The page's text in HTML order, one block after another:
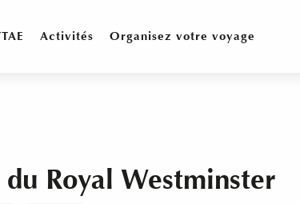
Activités Organisez votre voyage
Royal Westminster